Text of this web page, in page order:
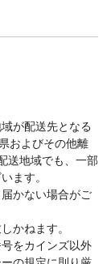
)幅54×奥行
右共通):(約)幅
ます。■日時指
降～)※エリアに
す。■配送ルート
取り付け)
が配送先となる
およびその他離
送地域でも、一部
ます。
かない場合がご
かねます。
をカインズ以外